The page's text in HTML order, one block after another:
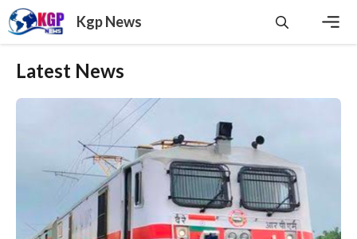
Skip
to
content
Kgp News
Latest News